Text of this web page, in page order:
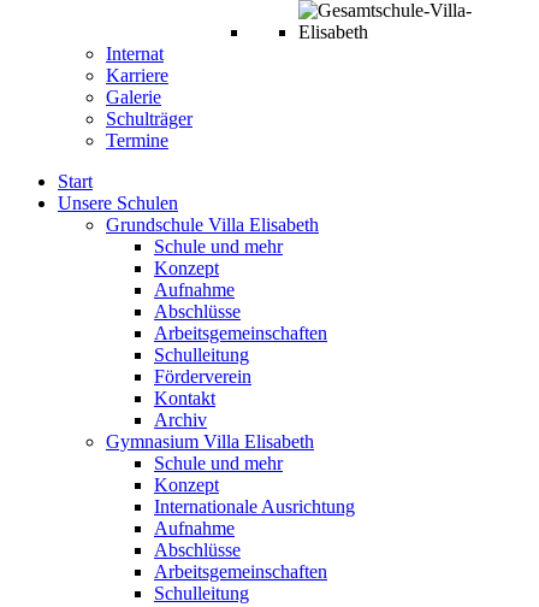
Internat
Karriere
Galerie
Schulträger
Termine
Start
Unsere Schulen
Grundschule Villa Elisabeth
Schule und mehr
Konzept
Aufnahme
Abschlüsse
Arbeitsgemeinschaften
Schulleitung
Förderverein
Kontakt
Archiv
Gymnasium Villa Elisabeth
Schule und mehr
Konzept
Internationale Ausrichtung
Aufnahme
Abschlüsse
Arbeitsgemeinschaften
Schulleitung